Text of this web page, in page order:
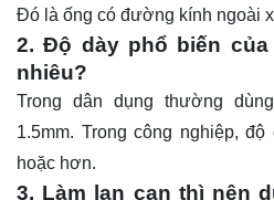
Đó là ống có đường kính ngoài
2. Độ dày phổ biến
nhiêu?
Trong dân dụng thường
1.5mm. Trong công nghiệp,
hoặc hơn.
3. Làm lan can thì nên